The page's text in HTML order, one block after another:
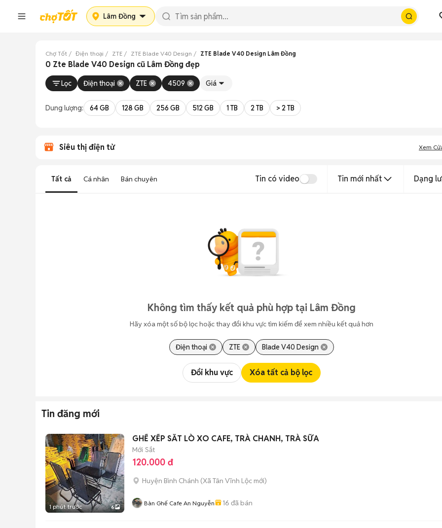
Lâm Đồng
Chợ Tốt Điện thoại ZTE ZTE Blade V40 Design ZTE Blade V40 Design Lâm Đồng
0 Zte Blade V40 Design cũ Lâm Đồng đẹp
Lọc Điện thoại ZTE 4509 Giá
Dung lượng: 64 GB 128 GB 256 GB 512 GB 1 TB 2 TB > 2 TB
Siêu thị điện tử Xem
Tất cả Cá nhân Bán chuyên Tin có video Tin mới nhất Dạng
Không tìm thấy kết quả phù hợp tại Lâm Đồng
Hãy xóa một số bộ lọc hoặc thay đổi khu vực tìm kiếm để xem nhiều kết quả hơn
Điện thoại ZTE Blade V40 Design
Đổi khu vực Xóa tất cả bộ lọc
Tin đăng mới
1 phút trước 6
GHẾ XẾP SẮT LÒ XO CAFE, TRÀ CHANH, TRÀ SỮA
Mới Sắt
120.000 đ
Huyện Bình Chánh (Xã Tân Vĩnh Lộc mới)
Bàn Ghế Cafe An Nguyễn 16 đã bán